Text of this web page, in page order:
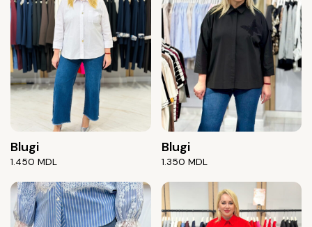
Blugi
1.450 MDL
Blugi
1.350 MDL